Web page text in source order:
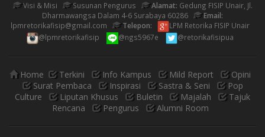
Visi & Misi Susunan Pengurus Alamat: Gedung FISIP Unair, Jl.
Dharmawangsa Dalam 4-6 Surabaya 60286
Email:
lpmretorikafisip@gmail.com
Telepon:
LPM Retorika FISIP Unair
@lpmretorikafisip
@ngs5967e @retorikafisipua
Home Terkini Info Kampus Mild Report
Opini
Surat Pembaca
Inspirasi Sastra & Seni
Pop
Culture
Liputan Khusus Buletin Majalah
Tajuk
Rencana
Pengurus Alumni Room